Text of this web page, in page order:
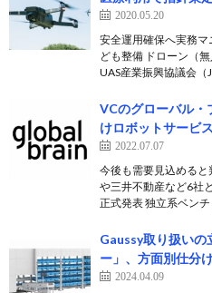
2020.05.20
安全運用確保へ実務
ども整備 ドローン（
UAS産業振興協議会
VCのグローバル・
けロボットサービ
2022.07.07
今後も需要見込める
や三井不動産など6社
正式発表 独立系ベン
Gaussy取り扱いの
ー」、⽅⾯別仕分
2024.04.09